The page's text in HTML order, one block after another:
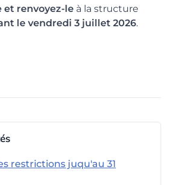
et renvoyez-le à la structure
le vendredi 3 juillet 2026.
restrictions juqu'au 31